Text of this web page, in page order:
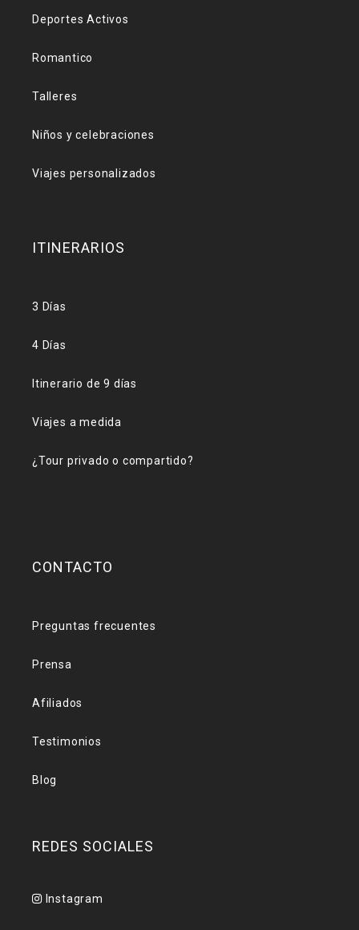
Deportes Activos
Romantico
Talleres
Niños y celebraciones
Viajes personalizados
ITINERARIOS
3 Días
4 Días
Itinerario de 9 días
Viajes a medida
¿Tour privado o compartido?
CONTACTO
Preguntas frecuentes
Prensa
Afiliados
Testimonios
Blog
REDES SOCIALES
Instagram